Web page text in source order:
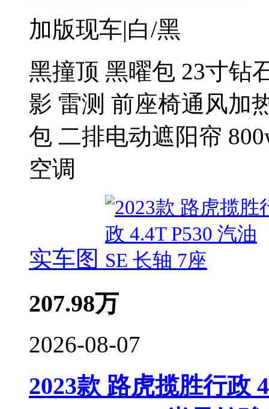
加版现车|白/黑
黑撞顶 黑曜包 23寸钻
影 雷测 前座椅通风加
包 二排电动遮阳帘
空调
实车图
207.98万
2026-08-07
2023款 路虎揽胜行政